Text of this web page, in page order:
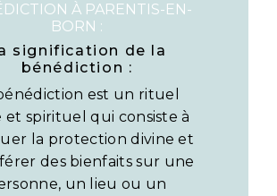
À PARENTIS-EN-
BORN :
signification de la
bénédiction :
est un rituel
et spirituel qui consiste à
la protection divine et
des bienfaits sur une
un lieu ou un